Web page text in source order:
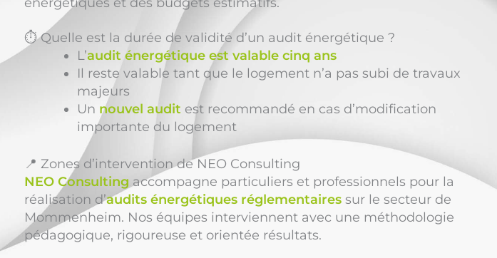
⏱️ Quelle est la durée de validité d’un audit énergétique ?
L’audit énergétique est valable cinq ans
Il reste valable tant que le logement n’a pas subi de travaux
majeurs
Un nouvel audit est recommandé en cas d’modification
importante du logement
📍 Zones d’intervention de NEO Consulting
NEO Consulting accompagne particuliers et professionnels pour la
réalisation d’audits énergétiques réglementaires sur le secteur de
Mommenheim. Nos équipes interviennent avec une méthodologie
pédagogique, rigoureuse et orientée résultats.